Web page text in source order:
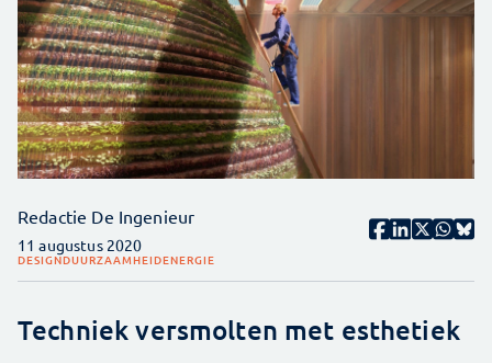
Redactie De Ingenieur
11 augustus 2020
DESIGNDUURZAAMHEIDENERGIE
Techniek versmolten met esthetiek